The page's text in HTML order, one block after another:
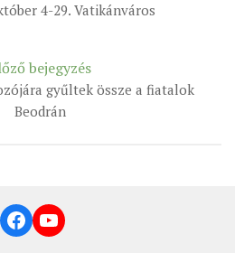
4-29. Vatikánváros
bejegyzés
gyűltek össze a fiatalok
Beodrán
Facebook
YouTube